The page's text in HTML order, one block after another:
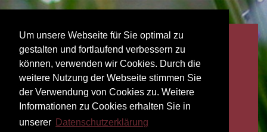
Um unsere Webseite für Sie optimal zu
gestalten und fortlaufend verbessern zu
können, verwenden wir Cookies. Durch die
weitere Nutzung der Webseite stimmen Sie
der Verwendung von Cookies zu. Weitere
Informationen zu Cookies erhalten Sie in
unserer Datenschutzerklärung